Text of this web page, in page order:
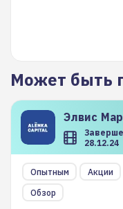
Может быть
Элвис
28.12.24
Опытным
Акции
Обзор